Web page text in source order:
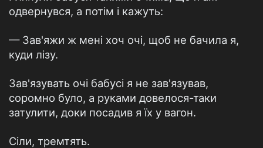
одвернувся, а потім і кажуть:
— Зав'яжи ж мені хоч очі, щоб не бачила я,
куди лізу.
Зав'язувать очі бабусі я не зав'язував,
соромно було, а руками довелося-таки
затулити, доки посадив я їх у вагон.
Сіли, тремтять.